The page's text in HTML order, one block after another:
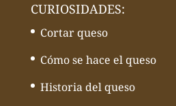
CURIOSIDADES:
Cortar queso
Cómo se hace el queso
Historia del queso